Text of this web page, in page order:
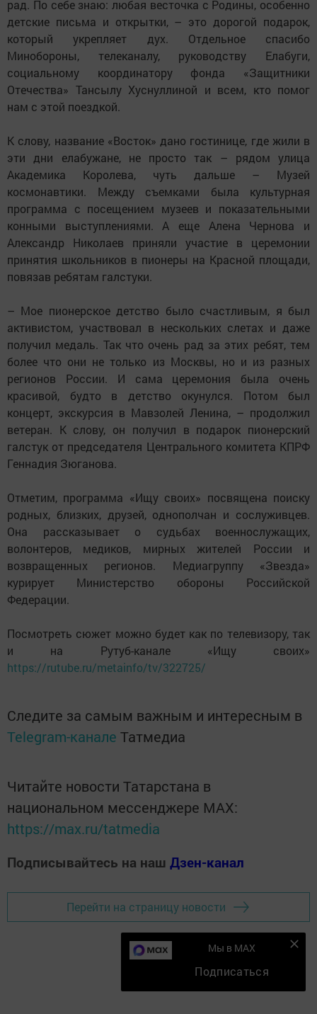
рад. По себе знаю: любая весточка с Родины, особенно
детские письма и открытки, – это дорогой подарок,
который укрепляет дух. Отдельное спасибо
Минобороны, телеканалу, руководству Елабуги,
социальному координатору фонда «Защитники
Отечества» Тансылу Хуснуллиной и всем, кто помог
нам с этой поездкой.
К слову, название «Восток» дано гостинице, где жили в
эти дни елабужане, не просто так – рядом улица
Академика Королева, чуть дальше – Музей
космонавтики. Между съемками была культурная
программа с посещением музеев и показательными
конными выступлениями. А еще Алена Чернова и
Александр Николаев приняли участие в церемонии
принятия школьников в пионеры на Красной площади,
повязав ребятам галстуки.
– Мое пионерское детство было счастливым, я был
активистом, участвовал в нескольких слетах и даже
получил медаль. Так что очень рад за этих ребят, тем
более что они не только из Москвы, но и из разных
регионов России. И сама церемония была очень
красивой, будто в детство окунулся. Потом был
концерт, экскурсия в Мавзолей Ленина, – продолжил
ветеран. К слову, он получил в подарок пионерский
галстук от председателя Центрального комитета КПРФ
Геннадия Зюганова.
Отметим, программа «Ищу своих» посвящена поиску
родных, близких, друзей, однополчан и сослуживцев.
Она рассказывает о судьбах военнослужащих,
волонтеров, медиков, мирных жителей России и
возвращенных регионов. Медиагруппу «Звезда»
курирует Министерство обороны Российской
Федерации.
Посмотреть сюжет можно будет как по телевизору, так
и на Рутуб-канале «Ищу своих»
https://rutube.ru/metainfo/tv/322725/
Следите за самым важным и интересным в
Telegram-канале Татмедиа
Читайте новости Татарстана в
национальном мессенджере MАХ:
https://max.ru/tatmedia
Подписывайтесь на наш Дзен-канал
Перейти на страницу новости
Мы в MAX
Подписаться